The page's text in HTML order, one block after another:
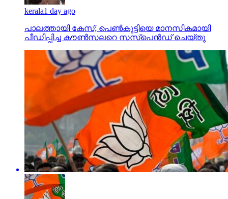
kerala1 day ago
പാലത്തായി കേസ്; പെൺകുട്ടിയെ മാനസികമായി
പീഡിപ്പിച്ച കൗൺസലറെ സസ്പെൻഡ് ചെയ്തു